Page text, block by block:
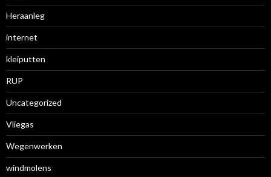
Heraanleg
internet
kleiputten
RUP
Uncategorized
Vliegas
Wegenwerken
windmolens